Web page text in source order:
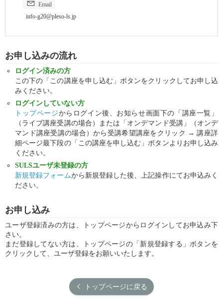
Email
info-g20@pleso-ls.jp
お申し込みの流れ
ログイン済みの方
この下の「この講座を申し込む」ボタンをクリックしてお申し込
みください。
ログインしていない方
トップページからログイン後、お知らせ画面下の「講座一覧」
（ライブ講座受講の場合）または「オンデマンド受講」（オンデ
マンド講座受講の場合）から受講希望講座をクリック → 講座詳
細ページ最下段の「この講座を申し込む」ボタンよりお申し込み
ください。
SULSユーザ未登録の方
新規登録フォームから新規登録した後、上記操作にてお申込みく
ださい。
お申し込み
ユーザ登録済みの方は、トップページからログインしてお申込み下
さい。
まだ登録してない方は、トップページの「新規登録する」ボタンを
クリックして、ユーザ登録をお願いいたします。
トップページに戻る